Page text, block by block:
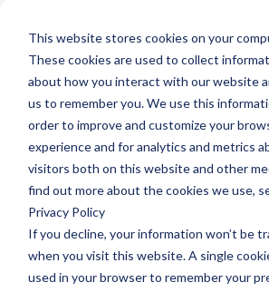
This website stores cookies on your
These cookies are used to collect
about how you interact with our website
us to remember you. We use this
order to improve and customize your
experience and for analytics and metrics
visitors both on this website and other
find out more about the cookies we use,
Privacy Policy
If you decline, your information won’t be
when you visit this website. A single
used in your browser to remember your
SOLUZIONI PER LA
DELL'ACQUA E DELLE
Marca:Marley| Tipologia di prodotto:
dell'acqua